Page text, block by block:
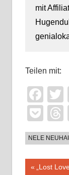
mit
Teilen mit:
NELE
Vorheriger
„Lost